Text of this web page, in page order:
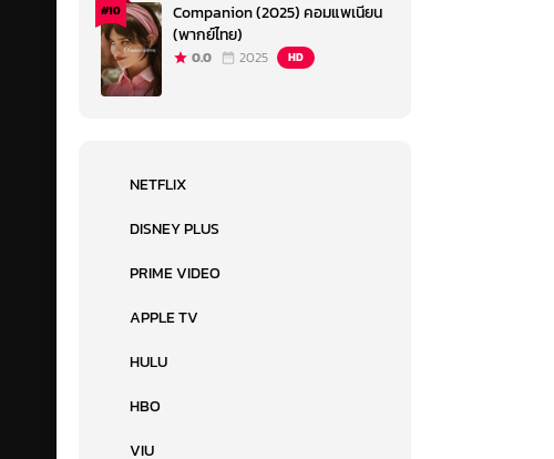
#10
Companion (2025) คอมแพเนียน
(พากย์ไทย)
0.0 2025 HD
NETFLIX
DISNEY PLUS
PRIME VIDEO
APPLE TV
HULU
HBO
VIU